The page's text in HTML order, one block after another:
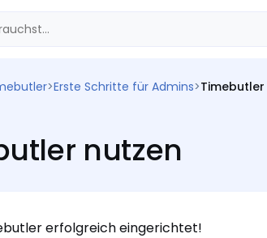
>Erste Schritte für Admins>
nutzen
erfolgreich eingerichtet!